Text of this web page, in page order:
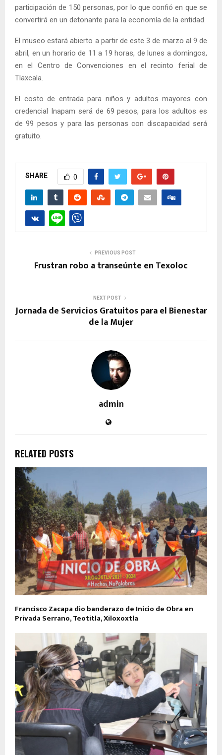
participación de 150 personas, por lo que confió en que se
convertirá en un detonante para la economía de la entidad.
El museo estará abierto a partir de este 3 de marzo al 9 de
abril, en un horario de 11 a 19 horas, de lunes a domingos,
en el Centro de Convenciones en el recinto ferial de
Tlaxcala.
El costo de entrada para niños y adultos mayores con
credencial Inapam será de 69 pesos, para los adultos es
de 99 pesos y para las personas con discapacidad será
gratuito.
SHARE 0
PREVIOUS POST
Frustran robo a transeúnte en Texoloc
NEXT POST
Jornada de Servicios Gratuitos para el Bienestar
de la Mujer
admin
RELATED POSTS
Francisco Zacapa dio banderazo de Inicio de Obra en
Privada Serrano, Teotitla, Xiloxoxtla